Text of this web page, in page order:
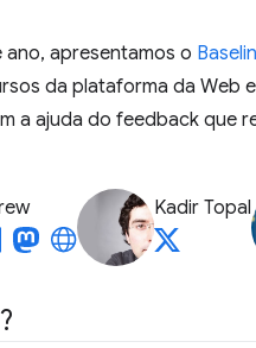
apresentamos o
da plataforma da Web
a ajuda do feedback que
Kadir Topal